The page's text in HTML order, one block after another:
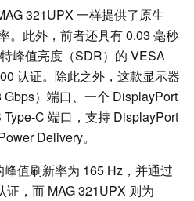
321UPX 一样提供了原生
。此外，前者还具有 0.03 毫秒
峰值亮度（SDR）的 VESA
认证。除此之外，这款显示器
）端口、一个 DisplayPort
C 端口，支持 DisplayPort
Delivery。
值刷新率为 165 Hz，并通过
，而 MAG 321UPX 则为